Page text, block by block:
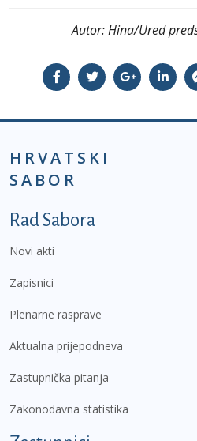
Autor: Hina/Ured
HRVATSKI
SABOR
Podnožje prvi
Rad Sabora
Novi akti
Zapisnici
Plenarne rasprave
Aktualna prijepodneva
Zastupnička pitanja
Zakonodavna statistika